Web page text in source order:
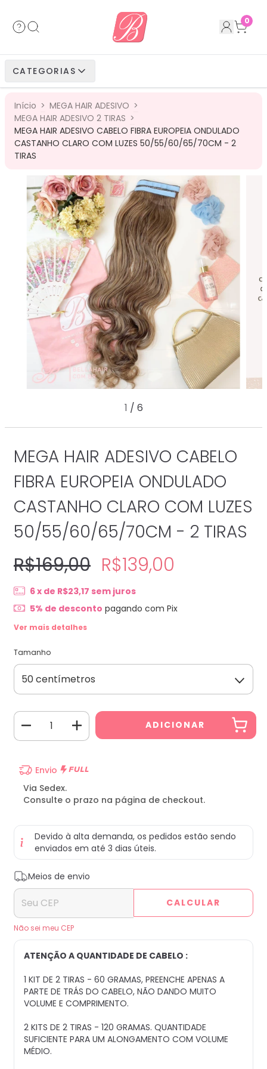
0
CATEGORIAS
Cabelos Humanos
Cabelos Bio Vegetais
Cabelos Humanos
Cabelos Bio Vegetais
Cabelos Bio Fibra
Início > MEGA HAIR ADESIVO >
MEGA HAIR ADESIVO 2 TIRAS >
MEGA HAIR ADESIVO CABELO FIBRA EUROPEIA ONDULADO
CASTANHO CLARO COM LUZES 50/55/60/65/70CM - 2
TIRAS
18%
OFF
1 / 6
MEGA HAIR ADESIVO CABELO
FIBRA EUROPEIA ONDULADO
CASTANHO CLARO COM LUZES
50/55/60/65/70CM - 2 TIRAS
R$169,00 R$139,00
6x de R$23,17 sem juros
5% de desconto pagando com Pix
Ver mais detalhes
Tamanho
Envio
Via Sedex.
Consulte o prazo na página de checkout.
Devido à alta demanda, os pedidos estão sendo
enviados em até 3 dias úteis.
Entregas para o CEP:
Meios de envio
CALCULAR
Não sei meu CEP
ATENÇÃO A QUANTIDADE DE CABELO :
1 KIT DE 2 TIRAS - 60 GRAMAS, PREENCHE APENAS A
PARTE DE TRÁS DO CABELO, NÃO DANDO MUITO
VOLUME E COMPRIMENTO.
2 KITS DE 2 TIRAS - 120 GRAMAS. QUANTIDADE
SUFICIENTE PARA UM ALONGAMENTO COM VOLUME
MÉDIO.